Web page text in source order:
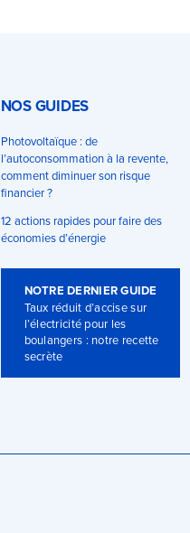
NOS GUIDES
Photovoltaïque : de
l’autoconsommation à la revente,
comment diminuer son risque
financier ?
12 actions rapides pour faire des
économies d’énergie
NOTRE DERNIER GUIDE
Taux réduit d’accise sur
l’électricité pour les
boulangers : notre recette
secrète